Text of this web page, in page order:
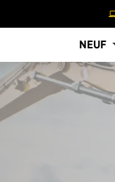
NEUF